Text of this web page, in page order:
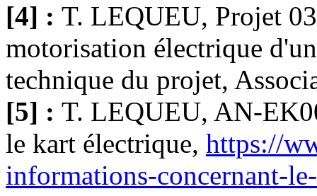
[4] : T. LEQUEU, Projet
motorisation électrique
technique du projet,
[5] : T. LEQUEU, AN-
le kart électrique, https://
informations-concernant-